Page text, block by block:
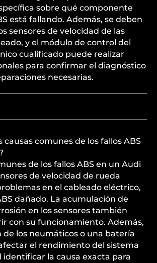
sobre qué componente
está fallando. Además, se deben
sensores de velocidad de las
y el módulo de control del
cualificado puede realizar
para confirmar el diagnóstico
necesarias.
causas comunes de los fallos ABS
de los fallos ABS en un Audi
de velocidad de rueda
en el cableado eléctrico,
dañado. La acumulación de
en los sensores también
con su funcionamiento. Además,
de los neumáticos o una batería
el rendimiento del sistema
identificar la causa exacta para